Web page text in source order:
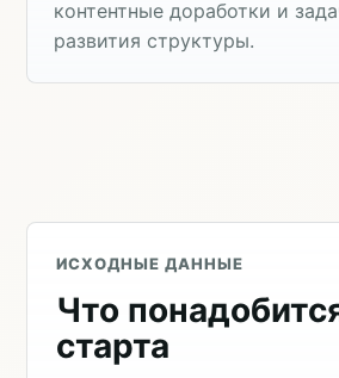
контентные доработки и
развития структуры.
ИСХОДНЫЕ ДАННЫЕ
Что
старта